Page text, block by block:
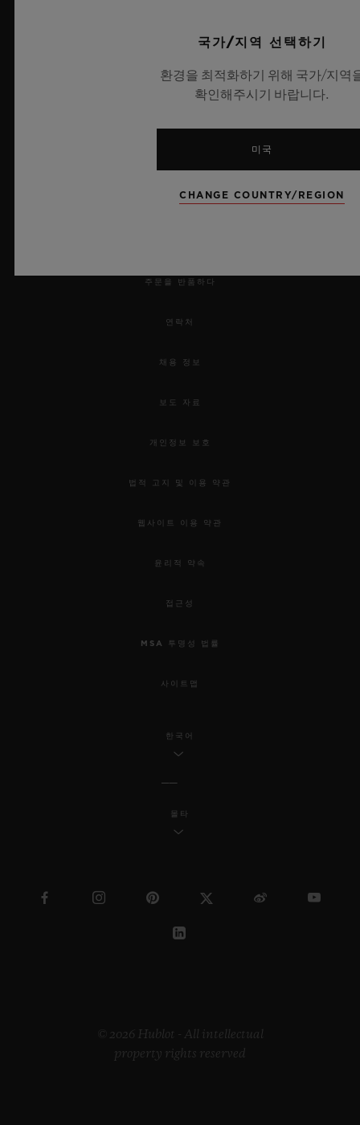
예약하기
주문을 반품하다
연락처
채용 정보
보도 자료
개인정보 보호
법적 고지 및 이용 약관
웹사이트 이용 약관
윤리적 약속
접근성
MSA 투명성 법률
사이트맵
한국어
몰타
© 2026 Hublot - All intellectual
property rights reserved
국가/지역 선택하기
환경을 최적화하기 위해 국가/지역
확인해주시기 바랍니다.
미국
CHANGE COUNTRY/REGION